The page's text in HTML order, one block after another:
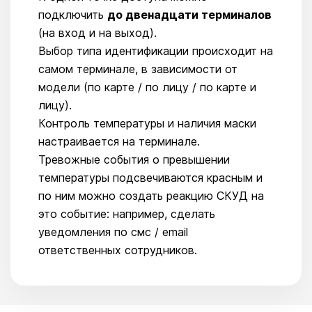
подключить до двенадцати терминалов
(на вход и на выход).
Выбор типа идентификации происходит на
самом терминале, в зависимости от
модели (по карте / по лицу / по карте и
лицу).
Контроль температуры и наличия маски
настраивается на терминале.
Тревожные события о превышении
температуры подсвечиваются красным и
по ним можно создать реакцию СКУД на
это событие: например, сделать
уведомления по смс / email
ответственных сотрудников.